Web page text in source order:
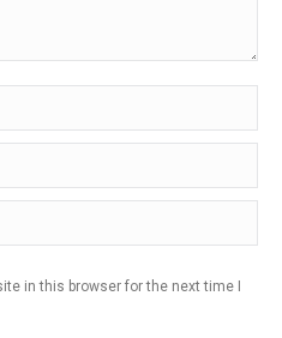
in this browser for the next time I